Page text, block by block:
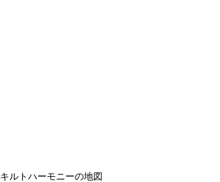
キルトハーモニーの地図